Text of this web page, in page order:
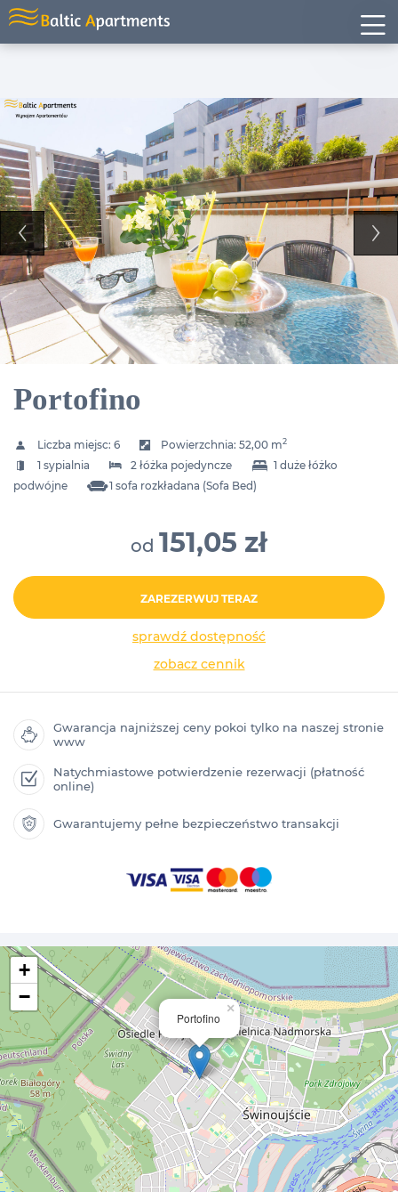
Portofino
Liczba miejsc: 6 Powierzchnia:52,00 m2
1 sypialnia 2 łóżka pojedyncze
1 duże łóżko
podwójne
1 sofa rozkładana (Sofa Bed)
od 151,05 zł
ZAREZERWUJ TERAZ
sprawdź dostępność
zobacz cennik
Gwarancja najniższej ceny pokoi tylko na naszej stronie
www
Natychmiastowe potwierdzenie rezerwacji (płatność
online)
Gwarantujemy pełne bezpieczeństwo transakcji
Portofino
×
+
−